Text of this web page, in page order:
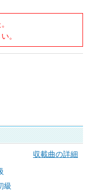
。
収載曲の詳細
級